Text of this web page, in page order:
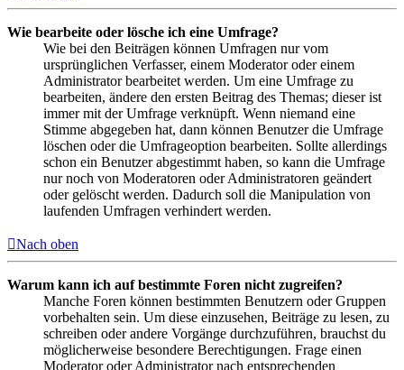
Wie bearbeite oder lösche ich eine Umfrage?
Wie bei den Beiträgen können Umfragen nur vom
ursprünglichen Verfasser, einem Moderator oder einem
Administrator bearbeitet werden. Um eine Umfrage zu
bearbeiten, ändere den ersten Beitrag des Themas; dieser ist
immer mit der Umfrage verknüpft. Wenn niemand eine
Stimme abgegeben hat, dann können Benutzer die Umfrage
löschen oder die Umfrageoption bearbeiten. Sollte allerdings
schon ein Benutzer abgestimmt haben, so kann die Umfrage
nur noch von Moderatoren oder Administratoren geändert
oder gelöscht werden. Dadurch soll die Manipulation von
laufenden Umfragen verhindert werden.
Nach oben
Warum kann ich auf bestimmte Foren nicht zugreifen?
Manche Foren können bestimmten Benutzern oder Gruppen
vorbehalten sein. Um diese einzusehen, Beiträge zu lesen, zu
schreiben oder andere Vorgänge durchzuführen, brauchst du
möglicherweise besondere Berechtigungen. Frage einen
Moderator oder Administrator nach entsprechenden